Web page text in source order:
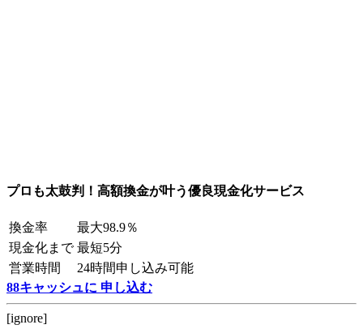
プロも太鼓判！高額換金が叶う優良現金化サービス
換金率
最大98.9％
現金化まで 最短5分
営業時間
24時間申し込み可能
88キャッシュに 申し込む
[ignore]